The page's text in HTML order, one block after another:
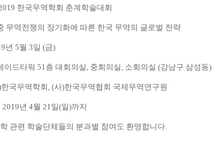
한국무역학회 춘계학술대회
무역전쟁의 장기화에 따른 한국 무역의 글로벌 전략
년 5월 3일 (금)
이드타워 51층 대회의실, 중회의실, 소회의실 (강남구 삼성동)
국무역학회, (사)한국무역협회 국제무역연구원
년 4월 21일(일)까지
관련 학술단체들의 분과별 참여도 환영합니다.